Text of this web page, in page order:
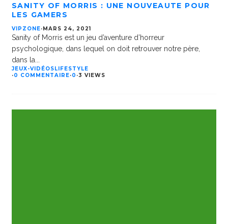
SANITY OF MORRIS : UNE NOUVEAUTE POUR
LES GAMERS
VIPZONE·MARS 24, 2021
Sanity of Morris est un jeu d’aventure d’horreur
psychologique, dans lequel on doit retrouver notre père,
dans la
JEUX-VIDÉOSLIFESTYLE
·0 COMMENTAIRE·0 ·3 VIEWS